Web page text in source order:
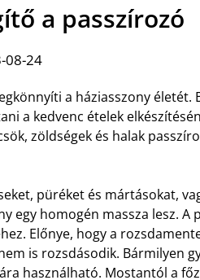
a passzírozó
08-24
a háziasszony életét.
a kedvenc ételek
zöldségek és halak
püréket és mártásokat,
egy homogén massza lesz. A
Előnye, hogy a
is rozsdásodik. Bármilyen
használható. Mostantól a